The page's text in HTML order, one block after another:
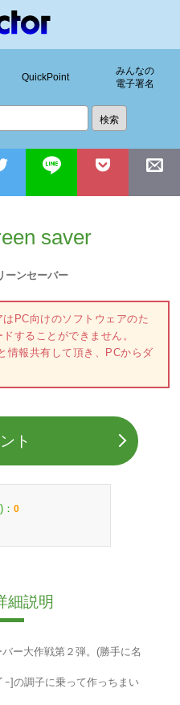
QuickPoint
みんなの
電子署名
saver
ーンセーバー
PC向けのソフトウェアのた
することができません。
情報共有して頂き、PCからダ
ト
： 0
細説明
大作戦第２弾。(勝手に名
調子に乗って作っちまい